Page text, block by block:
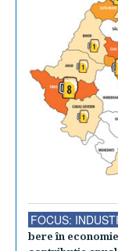
FOCUS:
bere în